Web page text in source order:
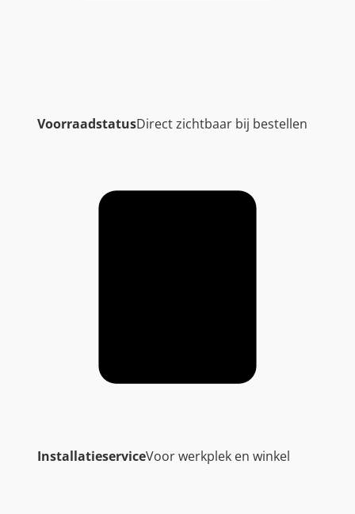
VoorraadstatusDirect zichtbaar bij bestellen
InstallatieserviceVoor werkplek en winkel